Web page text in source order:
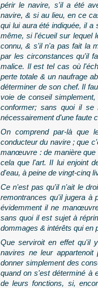
périr le navire, s'il a été
navire, & si au lieu, en ce
qui lui aura été indiquée, il
même, si l'écueil sur lequel
connu, & s'il n'a pas fait la
par les circonstances qu'il
malice. Il est tel cas où
perte totale & un naufrage
déterminer de son chef. Il
voie de conseil
conformer; sans quoi il se
nécessairement d'une faute
On comprend par-là que
conducteur du navire ; que
manœuvre : de manière que
cela que l'art. II lui enjoint
d'eau, à peine de vingt-cinq
Ce n'est pas qu'il n'ait le
remontrances qu'il jugera à
évidemment il ne
sans quoi il est sujet à
dommages & intérêts qui en
Que serviroit en effet qu'il
navires ne leur appartenoit
donner simplement des
quand on s'est déterminé à
de leurs fonctions, si,